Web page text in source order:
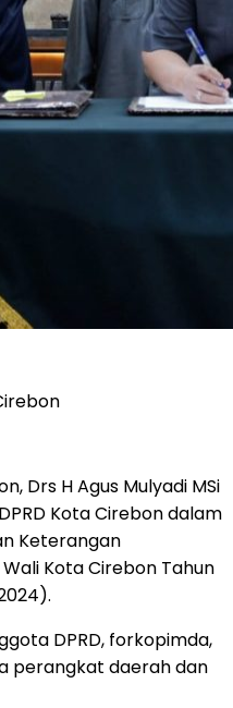
Drs H Agus Mulyadi MSi
Kota Cirebon dalam
Keterangan
Kota Cirebon Tahun
DPRD, forkopimda,
perangkat daerah dan